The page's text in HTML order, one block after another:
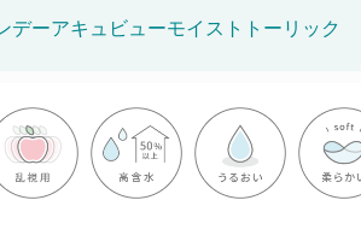
デーアキュビューモイストトーリック